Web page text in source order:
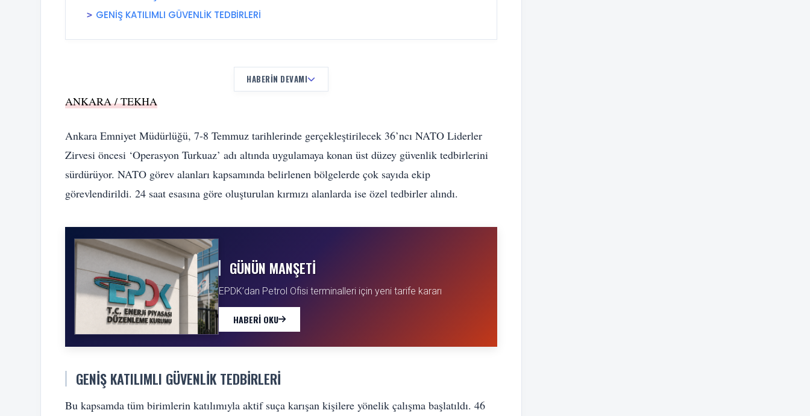
GENİŞ KATILIMLI GÜVENLİK TEDBİRLERİ
HABERIN DEVAMI
ANKARA / TEKHA
Ankara Emniyet Müdürlüğü, 7-8 Temmuz tarihlerinde gerçekleştirilecek 36’ncı NATO Liderler
Zirvesi öncesi ‘Operasyon Turkuaz’ adı altında uygulamaya konan üst düzey güvenlik tedbirlerini
sürdürüyor. NATO görev alanları kapsamında belirlenen bölgelerde çok sayıda ekip
görevlendirildi. 24 saat esasına göre oluşturulan kırmızı alanlarda ise özel tedbirler alındı.
GÜNÜN MANŞETI
EPDK’dan Petrol Ofisi terminalleri için yeni tarife kararı
HABERI OKU
GENIŞ KATILIMLI GÜVENLIK TEDBIRLERI
Bu kapsamda tüm birimlerin katılımıyla aktif suça karışan kişilere yönelik çalışma başlatıldı. 46